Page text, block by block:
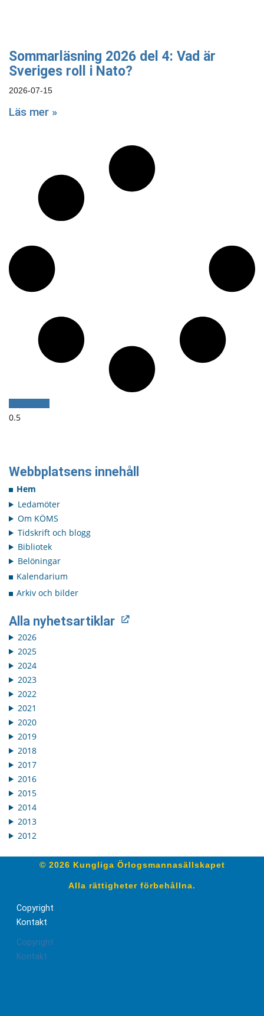
Sommarläsning 2026 del 4: Vad är
Sveriges roll i Nato?
2026-07-15
Läs mer »
Webbplatsens innehåll
Hem
Ledamöter
Om KÖMS
Tidskrift och blogg
Bibliotek
Belöningar
Kalendarium
Arkiv och bilder
Alla nyhetsartiklar
2026
2025
2024
2023
2022
2021
2020
2019
2018
2017
2016
2015
2014
2013
2012
© 2026 Kungliga Örlogsmannasällskapet
Alla rättigheter förbehållna.
Copyright
Kontakt
Copyright
Kontakt